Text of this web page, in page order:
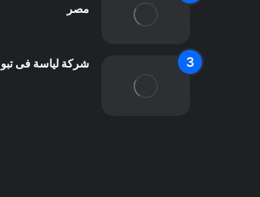
مصر
شركة لياسة فى